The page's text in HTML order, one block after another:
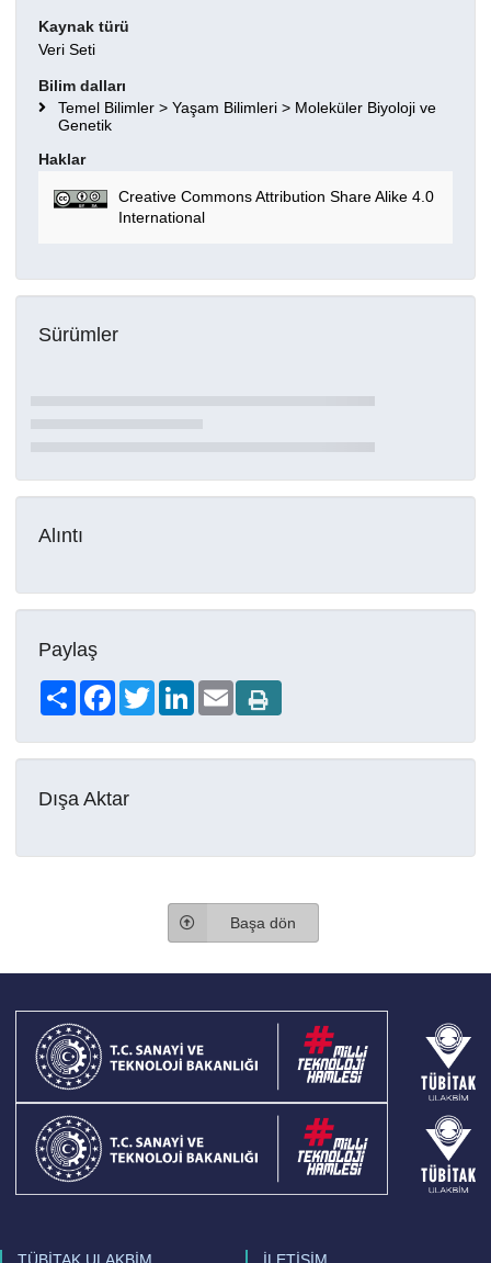
Kaynak türü
Veri Seti
Bilim dalları
Temel Bilimler > Yaşam Bilimleri > Moleküler Biyoloji ve
Genetik
Haklar
Creative Commons Attribution Share Alike 4.0
International
Sürümler
Alıntı
Paylaş
Share FacebookTwitterLinkedIn
Email
Dışa Aktar
Başa dön